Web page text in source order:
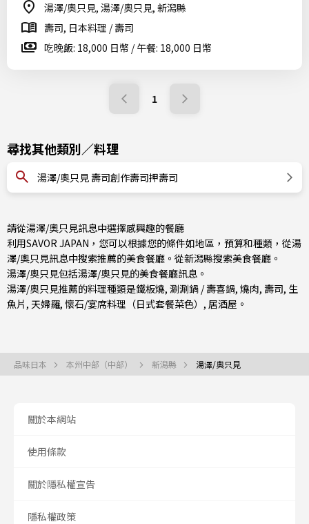
湯澤/奧只見, 湯澤/奧只見, 新潟縣
壽司, 日本料理 / 壽司
吃晚飯: 18,000 日幣 / 午餐: 18,000 日幣
1
尋找其他類別／料理
湯澤/奧只見 壽司創作壽司押壽司
請從湯澤/奧只見訊息中選擇感興趣的餐廳
利用SAVOR JAPAN，您可以根據您的條件如地區，預算和種類，從湯
澤/奧只見訊息中搜索推薦的美食餐廳。從新潟縣搜索美食餐廳。
湯澤/奧只見包括湯澤/奧只見的美食餐廳訊息。
湯澤/奧只見推薦的料理種類是鐵板燒, 涮涮鍋 / 壽喜鍋, 燒肉, 壽司, 生
魚片 , 天婦羅, 懷石/宴席料理（日式套餐菜色） , 居酒屋 。
品味日本 本州中部（中部） 新潟縣 湯澤/奧只見
關於本網站
使用條款
關於隱私權宣告
隱私權政策